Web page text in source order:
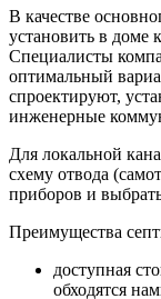
В качестве
установить в доме
Специалисты
оптимальный
спроектируют,
инженерные
Для локальной
схему отвода
приборов и
Преимущества
доступная
обходятся